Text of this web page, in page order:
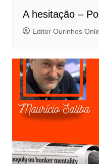
A hesitação –
Editor Ourinhos